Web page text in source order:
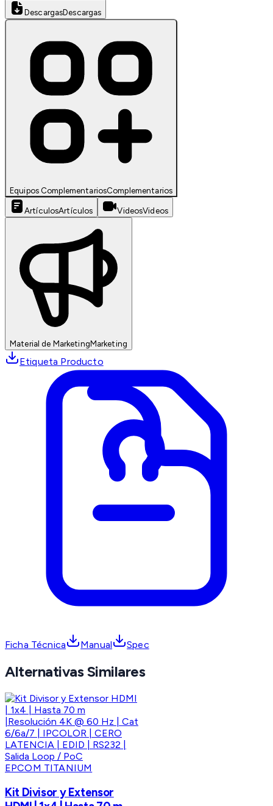
DescargasDescargas
Equipos ComplementariosComplementarios
ArtículosArtículos VideosVideos
Material de MarketingMarketing
Etiqueta Producto
Ficha Técnica Manual Spec
Alternativas Similares
EPCOM TITANIUM
Kit Divisor y Extensor